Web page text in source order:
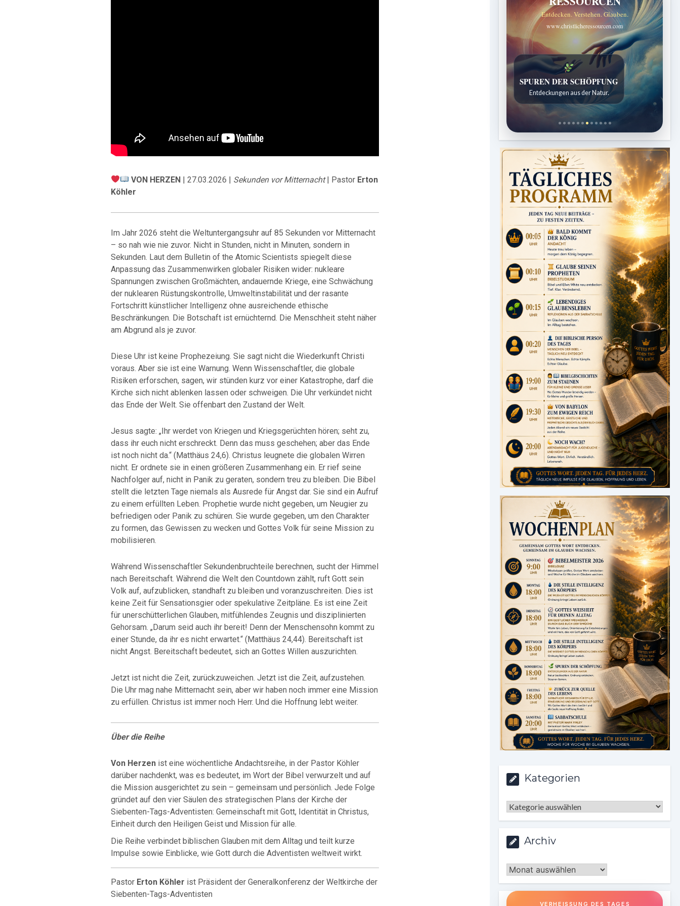
VON HERZEN | 27.03.2026 | Sekunden vor Mitternacht| Pastor Erton
Köhler
Im Jahr 2026 steht die Weltuntergangsuhr auf 85 Sekunden vor Mitternacht
– so nah wie nie zuvor. Nicht in Stunden, nicht in Minuten, sondern in
Sekunden. Laut dem Bulletin of the Atomic Scientists spiegelt diese
Anpassung das Zusammenwirken globaler Risiken wider: nukleare
Spannungen zwischen Großmächten, andauernde Kriege, eine Schwächung
der nuklearen Rüstungskontrolle, Umweltinstabilität und der rasante
Fortschritt künstlicher Intelligenz ohne ausreichende ethische
Beschränkungen. Die Botschaft ist ernüchternd. Die Menschheit steht näher
am Abgrund als je zuvor.
Diese Uhr ist keine Prophezeiung. Sie sagt nicht die Wiederkunft Christi
voraus. Aber sie ist eine Warnung. Wenn Wissenschaftler, die globale
Risiken erforschen, sagen, wir stünden kurz vor einer Katastrophe, darf die
Kirche sich nicht ablenken lassen oder schweigen. Die Uhr verkündet nicht
das Ende der Welt. Sie offenbart den Zustand der Welt.
Jesus sagte: „Ihr werdet von Kriegen und Kriegsgerüchten hören; seht zu,
dass ihr euch nicht erschreckt. Denn das muss geschehen; aber das Ende
ist noch nicht da.“ (Matthäus 24,6). Christus leugnete die globalen Wirren
nicht. Er ordnete sie in einen größeren Zusammenhang ein. Er rief seine
Nachfolger auf, nicht in Panik zu geraten, sondern treu zu bleiben. Die Bibel
stellt die letzten Tage niemals als Ausrede für Angst dar. Sie sind ein Aufruf
zu einem erfüllten Leben. Prophetie wurde nicht gegeben, um Neugier zu
befriedigen oder Panik zu schüren. Sie wurde gegeben, um den Charakter
zu formen, das Gewissen zu wecken und Gottes Volk für seine Mission zu
mobilisieren.
Während Wissenschaftler Sekundenbruchteile berechnen, sucht der Himmel
nach Bereitschaft. Während die Welt den Countdown zählt, ruft Gott sein
Volk auf, aufzublicken, standhaft zu bleiben und voranzuschreiten. Dies ist
keine Zeit für Sensationsgier oder spekulative Zeitpläne. Es ist eine Zeit
für unerschütterlichen Glauben, mitfühlendes Zeugnis und disziplinierten
Gehorsam. „Darum seid auch ihr bereit! Denn der Menschensohn kommt zu
einer Stunde, da ihr es nicht erwartet.“ (Matthäus 24,44). Bereitschaft ist
nicht Angst. Bereitschaft bedeutet, sich an Gottes Willen auszurichten.
Jetzt ist nicht die Zeit, zurückzuweichen. Jetzt ist die Zeit, aufzustehen.
Die Uhr mag nahe Mitternacht sein, aber wir haben noch immer eine Mission
zu erfüllen. Christus ist immer noch Herr. Und die Hoffnung lebt weiter.
Über die Reihe
Von Herzenist eine wöchentliche Andachtsreihe, in der Pastor Köhler
darüber nachdenkt, was es bedeutet, im Wort der Bibel verwurzelt und auf
die Mission ausgerichtet zu sein – gemeinsam und persönlich. Jede Folge
gründet auf den vier Säulen des strategischen Plans der Kirche der
Siebenten-Tags-Adventisten: Gemeinschaft mit Gott, Identität in Christus,
Einheit durch den Heiligen Geist und Mission für alle.
Die Reihe verbindet biblischen Glauben mit dem Alltag und teilt kurze
Impulse sowie Einblicke, wie Gott durch die Adventisten weltweit wirkt.
Pastor Erton Köhler ist Präsident der Generalkonferenz der Weltkirche der
Siebenten-Tags-Adventisten
Entdecken. Verstehen. Glauben.
www.christlicheressourcen.com
SPUREN DER SCHÖPFUNG
Entdeckungen aus der Natur.
Kategorien
Kategorien
Archiv
Archiv
VERHEISSUNG DES TAGES